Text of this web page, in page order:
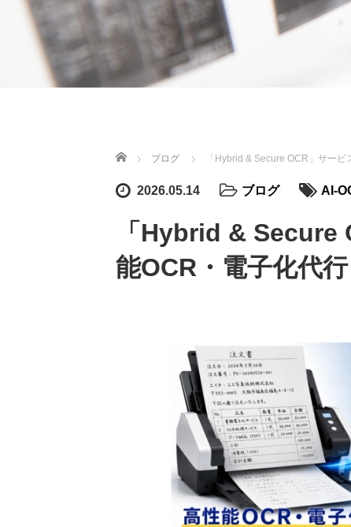
ホーム ブログ 「Hybrid & Secure OCR」サー
2026.05.14 ブログ AI-
「Hybrid & Secure
能OCR・電子化代行